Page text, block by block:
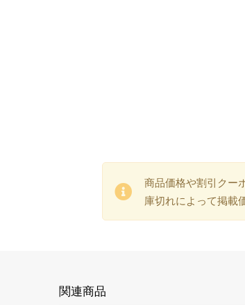
商品価格や割引クー
庫切れによって掲載
関連商品